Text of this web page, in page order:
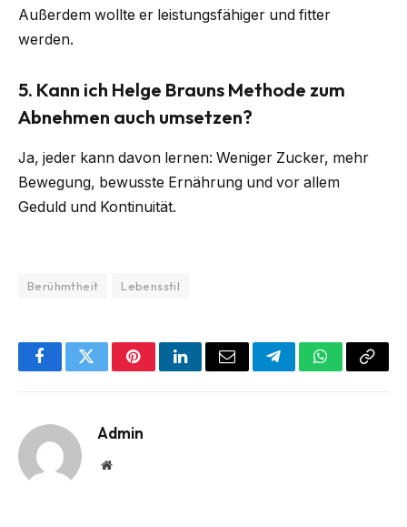
Außerdem wollte er leistungsfähiger und fitter
werden.
5. Kann ich Helge Brauns Methode zum
Abnehmen auch umsetzen?
Ja, jeder kann davon lernen: Weniger Zucker, mehr
Bewegung, bewusste Ernährung und vor allem
Geduld und Kontinuität.
Berühmtheit Lebensstil
FacebookTwitterPinterestLinkedInEmail TelegramWhatsApp
Copy
Admin
Website